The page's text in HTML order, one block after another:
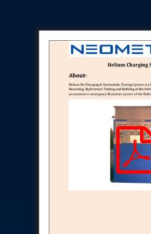
(U-SGNSC)
General Purpose Pneumatic
Mobile Aviation 400Hz Load
Water-Cooled Versions)
Aerospace Hydraulic Pump /
Modification of Command-
Motor Track (CCC-MT)
Fuel (ATF) Pump and Nozzle
Oxygen Component Test
Hydraulic Filter Test Bench
Chemical Weapon
Burst Chamber for
Fuel Contents Gauging